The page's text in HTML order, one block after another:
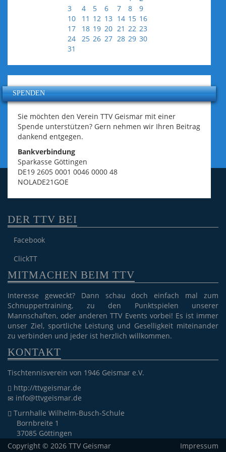
3
4 5 6 7 8
9
10
11 12 13 14 15 16
17
18 19 20 21 22 23
24
25 26 27 28 29 30
31
SPENDEN
Sie möchten den Verein TTV Geismar mit einer
Spende unterstützen? Gern nehmen wir Ihren Beitrag
dankend entgegen.
Bankverbindung
Sparkasse Göttingen
DE19 2605 0001 0046 0000 48
NOLADE21GOE
DER TTV BEI
Facebook
ClickTT
MITMACHEN BEIM TTV
Interesse geweckt? Dann schau doch einfach mal zum
Schnuppertraining, zu den Punktspielen unserer
Mannschaften, oder anderen TTV Events vorbei! Es ist immer
unser Ziel, sportliche Leistung und Geselligkeit miteinander
zu verbinden und jeder ist herzlich willkommen.
KONTAKT
Tischtennisverein von 1946 Geismar e.V.
http://ttvgeismar.de
info@ttvgeismar.de
Turnhalle Wilhelm-Busch-Schule
Bornbreite 1
37085 Göttingen
Copyright © 2026 TTV Geismar
Impressum